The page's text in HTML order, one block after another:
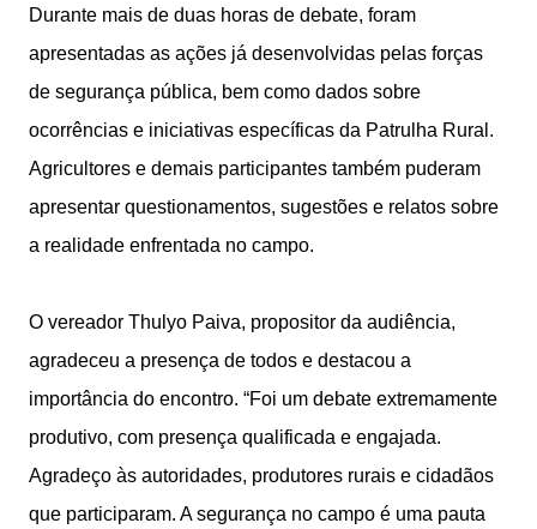
Durante mais de duas horas de debate, foram
apresentadas as ações já desenvolvidas pelas forças
de segurança pública, bem como dados sobre
ocorrências e iniciativas específicas da Patrulha Rural.
Agricultores e demais participantes também puderam
apresentar questionamentos, sugestões e relatos sobre
a realidade enfrentada no campo.
O vereador Thulyo Paiva, propositor da audiência,
agradeceu a presença de todos e destacou a
importância do encontro. “Foi um debate extremamente
produtivo, com presença qualificada e engajada.
Agradeço às autoridades, produtores rurais e cidadãos
que participaram. A segurança no campo é uma pauta